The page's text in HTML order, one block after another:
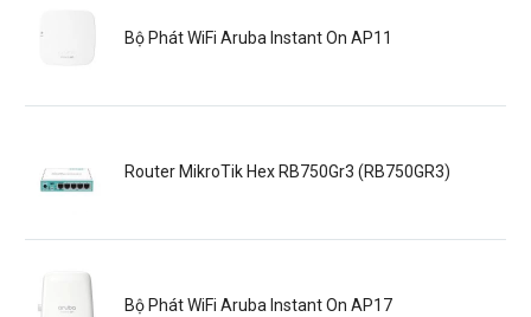
Bộ Phát WiFi Aruba Instant On AP11
Router MikroTik Hex RB750Gr3 (RB750GR3)
Bộ Phát WiFi Aruba Instant On AP17